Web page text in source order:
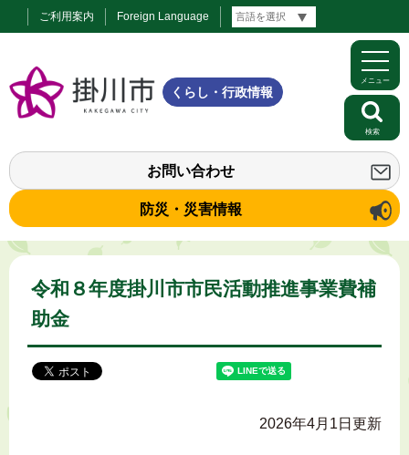
ご利用案内 Foreign Language
くらし・行政情報
お問い合わせ
防災・災害情報
メニュー
検索
令和８年度掛川市市民活動推進事業費補
助金
2026年4月1日更新